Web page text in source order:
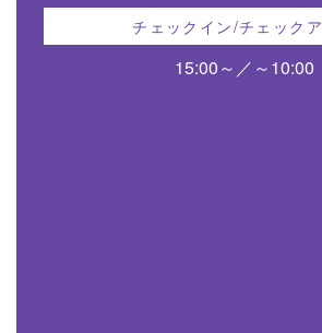
チェックイン/チェック
15:00～／～10:00